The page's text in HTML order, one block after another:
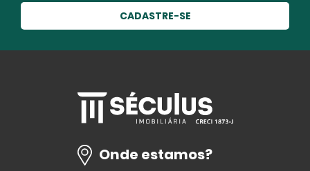
CADASTRE-SE
Onde estamos?